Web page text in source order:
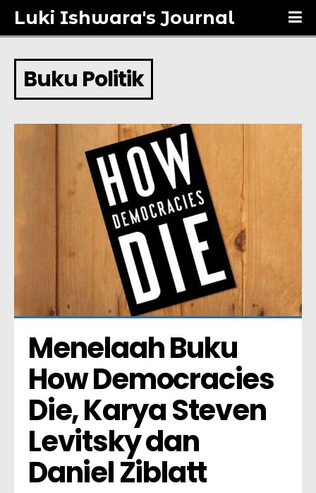
Luki Ishwara's Journal
Buku Politik
Menelaah Buku
How Democracies
Die, Karya Steven
Levitsky dan
Daniel Ziblatt